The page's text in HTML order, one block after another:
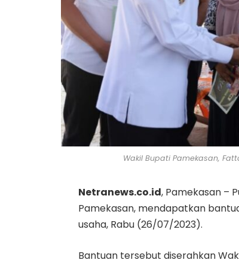
Wakil Bupati Pamekasan,
Netranews.co.id, Pamekasan –
Pamekasan, mendapatkan
usaha, Rabu (26/07/2023).
Bantuan tersebut diserahkan